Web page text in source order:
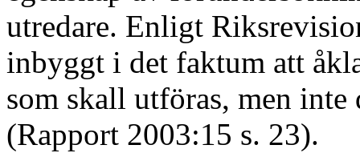
utredare. Enligt
inbyggt i det faktum att
som skall utföras, men inte
(Rapport 2003:15 s. 23).